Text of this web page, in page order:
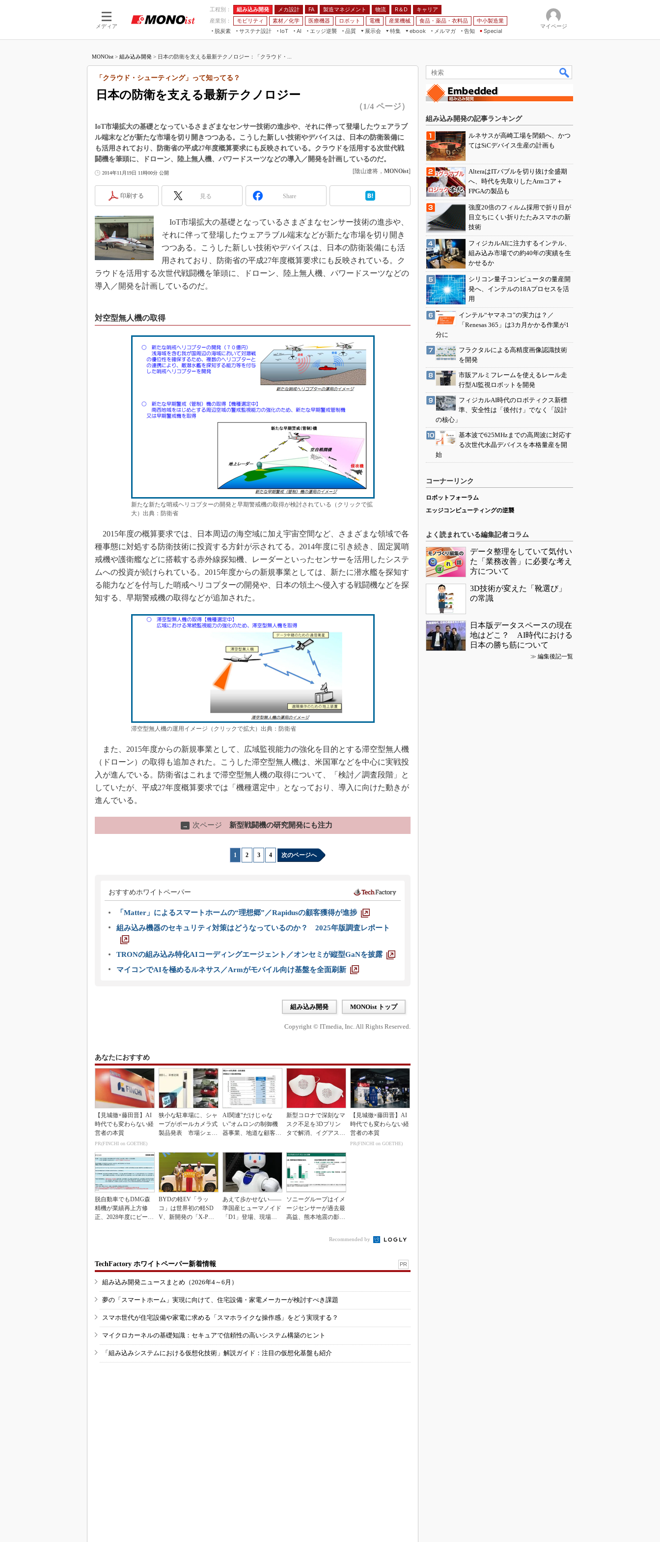
メディア
工程別： 組み込み開発 メカ設計 FA 製造マネジメント 物流 R＆D
キャリア
産業別：
モビリティ 素材／化学 医療機器 ロボット 電機 産業機械 食品・薬品・衣料品
中小製造業
脱炭素
サステナ設計
IoT
つながる工場
つながるサービス
AI
AI×設備保全
Physical AI
エッジ逆襲 品質
展示会
JIMTOF
IIFES
ジャパンモビリティショー
TECHNO-FRONTIER
人テク展
EdgeTech+
日本ものづくりワールド
産業オープンネット展
特集
つながるクルマ
組み込み画像技術
組み込みモデリング
Windows Embedded
無償設計ツール
3Dプリンタ
デジタルツインとCAE
インダストリー4.0
知財マネジメント
海外生産
グローバル設計・開発
制御セキュリティ
新型コロナへの対応
ebook
メルマガ
告知 Special
マイページ
MONOist > 組み込み開発 > 日本の防衛を支える最新テクノロジー：「クラウド・...
日本の防衛を支える最新テクノロジー
「クラウド・シューティング」って知ってる？
（1/4 ページ）
IoT市場拡大の基礎となっているさまざまなセンサー技術の進歩や、それに伴って登場したウェアラブ
ル端末などが新たな市場を切り開きつつある。こうした新しい技術やデバイスは、日本の防衛装備に
も活用されており、防衛省の平成27年度概算要求にも反映されている。クラウドを活用する次世代戦
闘機を筆頭に、ドローン、陸上無人機、パワードスーツなどの導入／開発を計画しているのだ。
2014年11月19日 11時00分 公開 [陰山遼将， MONOist]
印刷する 見る Share
IoT市場拡大の基礎となっているさまざまなセンサー技術の進歩や、
それに伴って登場したウェアラブル端末などが新たな市場を切り開き
つつある。こうした新しい技術やデバイスは、日本の防衛装備にも活
用されており、防衛省の平成27年度概算要求にも反映されている。ク
ラウドを活用する次世代戦闘機を筆頭に、ドローン、陸上無人機、パワードスーツなどの
導入／開発を計画しているのだ。
対空型無人機の取得
新たな新たな哨戒ヘリコプターの開発と早期警戒機の取得が検討されている（クリックで拡
大）出典：防衛省
2015年度の概算要求では、日本周辺の海空域に加え宇宙空間など、さまざまな領域で各
種事態に対処する防衛技術に投資する方針が示されてる。2014年度に引き続き、固定翼哨
戒機や護衛艦などに搭載する赤外線探知機、レーダーといったセンサーを活用したシステ
ムへの投資が続けられている。2015年度からの新規事業としては、新たに潜水艦を探知す
る能力などを付与した哨戒ヘリコプターの開発や、日本の領土へ侵入する戦闘機などを探
知する、早期警戒機の取得などが追加された。
滞空型無人機の運用イメージ（クリックで拡大）出典：防衛省
また、2015年度からの新規事業として、広域監視能力の強化を目的とする滞空型無人機
（ドローン）の取得も追加された。こうした滞空型無人機は、米国軍などを中心に実戦投
入が進んでいる。防衛省はこれまで滞空型無人機の取得について、「検討／調査段階」と
していたが、平成27年度概算要求では「機種選定中」となっており、導入に向けた動きが
進んでいる。
→ 次ページ 新型戦闘機の研究開発にも注力
1 2 3 4 次のページへ
おすすめホワイトペーパー
「Matter」によるスマートホームの“理想郷”／Rapidusの顧客獲得が進捗
組み込み機器のセキュリティ対策はどうなっているのか？ 2025年版調査レポート
TRONの組み込み特化AIコーディングエージェント／オンセミが縦型GaNを披露
マイコンでAIを極めるルネサス／Armがモバイル向け基盤を全面刷新
組み込み開発 MONOist トップ
Copyright © ITmedia, Inc. All Rights Reserved.
あなたにおすすめ
【見城徹×藤田晋】AI
時代でも変わらない経
営者の本質
PR(FINCHI on GOETHE)
狭小な駐車場に、シャ
ープがポールカメラ式
製品発表 市場シェア
AI関連“だけじゃな
い”オムロンの制御機
器事業、地道な顧客基
新型コロナで深刻なマ
スク不足を3Dプリン
タで解消、イグアスが
【見城徹×藤田晋】AI
時代でも変わらない経
営者の本質
PR(FINCHI on GOETHE)
脱自動車でもDMG森
精機が業績再上方修
正、2028年度にピーク
BYDの軽EV「ラッ
コ」は世界初の軽SD
V、新開発の「X-PAC
あえて歩かせない――
準国産ヒューマノイド
「D1」登場、現場稼
ソニーグループはイメ
ージセンサーが過去最
高益、熊本地震の影響
Recommended by
TechFactory ホワイトペーパー新着情報 PR
組み込み開発ニュースまとめ（2026年4～6月）
夢の「スマートホーム」実現に向けて、住宅設備・家電メーカーが検討すべき課題
スマホ世代が住宅設備や家電に求める「スマホライクな操作感」をどう実現する？
マイクロカーネルの基礎知識：セキュアで信頼性の高いシステム構築のヒント
「組み込みシステムにおける仮想化技術」解説ガイド：注目の仮想化基盤も紹介
組み込み開発の記事ランキング
ルネサスが高崎工場を閉鎖へ、かつ
てはSiCデバイス生産の計画も
AlteraはITバブルを切り抜け全盛期
へ、時代を先取りしたArmコア＋
FPGAの製品も
強度20倍のフィルム採用で折り目が
目立ちにくい折りたたみスマホの新
技術
フィジカルAIに注力するインテル、
組み込み市場での約40年の実績を生
かせるか
シリコン量子コンピュータの量産開
発へ、インテルの18Aプロセスを活
用
インテル“ヤマネコ”の実力は？／
「Renesas 365」は3カ月かかる作業が1
分に
フラクタルによる高精度画像認識技術
を開発
市販アルミフレームを使えるレール走
行型AI監視ロボットを開発
フィジカルAI時代のロボティクス新標
準、安全性は「後付け」でなく「設計
の核心」
基本波で625MHzまでの高周波に対応す
る次世代水晶デバイスを本格量産を開
始
コーナーリンク
ロボットフォーラム
エッジコンピューティングの逆襲
よく読まれている編集記者コラム
データ整理をしていて気付い
た「業務改善」に必要な考え
方について
3D技術が変えた「靴選び」
の常識
日本版データスペースの現在
地はどこ？ AI時代における
日本の勝ち筋について
≫ 編集後記一覧